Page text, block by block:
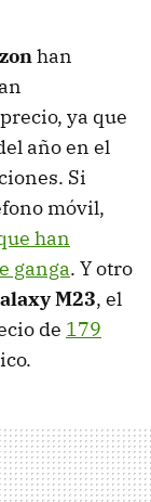
han
ya que
año en el
Si
móvil,
han
ganga. Y otro
M23, el
de 179